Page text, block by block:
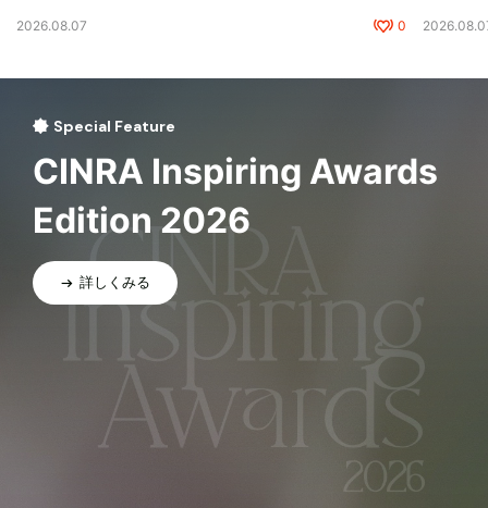
2026.08.07 0
Special Feature
CINRA Inspiring Awards
Edition 2026
詳しくみる